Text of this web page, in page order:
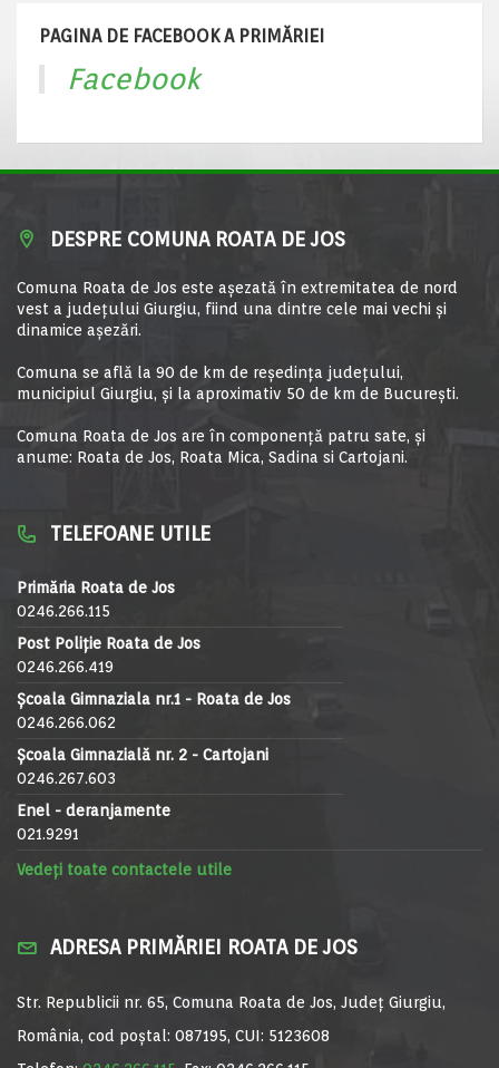
PAGINA DE FACEBOOK A PRIMĂRIEI
Facebook
DESPRE COMUNA ROATA DE JOS
Comuna Roata de Jos este aşezată în extremitatea de nord
vest a judeţului Giurgiu, fiind una dintre cele mai vechi şi
dinamice aşezări.
Comuna se află la 90 de km de reşedinţa judeţului,
municipiul Giurgiu, şi la aproximativ 50 de km de Bucureşti.
Comuna Roata de Jos are în componență patru sate, și
anume: Roata de Jos, Roata Mica, Sadina si Cartojani.
TELEFOANE UTILE
Primăria Roata de Jos
0246.266.115
Post Poliție Roata de Jos
0246.266.419
Școala Gimnaziala nr.1 - Roata de Jos
0246.266.062
Școala Gimnazială nr. 2 - Cartojani
0246.267.603
Enel - deranjamente
021.9291
Vedeți toate contactele utile
ADRESA PRIMĂRIEI ROATA DE JOS
Str. Republicii nr. 65, Comuna Roata de Jos, Județ Giurgiu,
România, cod poștal: 087195, CUI: 5123608